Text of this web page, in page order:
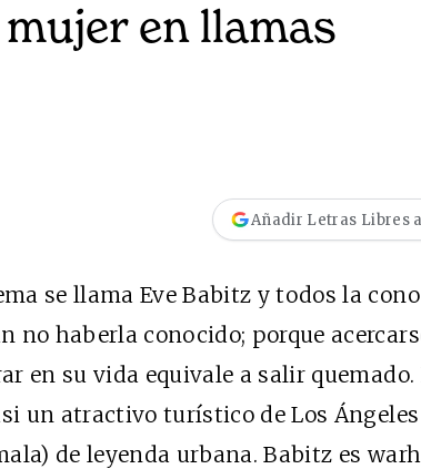
en llamas
Añadir Letras Libres
se llama Eve Babitz y todos la
no haberla conocido; porque
en su vida equivale a salir quemado.
un atractivo turístico de Los
de leyenda urbana. Babitz es